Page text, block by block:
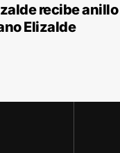
recibe anillo
Elizalde